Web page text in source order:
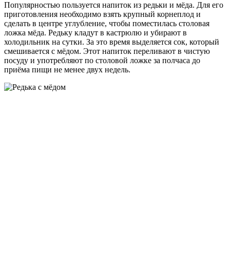
Популярностью пользуется напиток из редьки и мёда. Для его
приготовления необходимо взять крупный корнеплод и
сделать в центре углубление, чтобы поместилась столовая
ложка мёда. Редьку кладут в кастрюлю и убирают в
холодильник на сутки. За это время выделяется сок, который
смешивается с мёдом. Этот напиток переливают в чистую
посуду и употребляют по столовой ложке за полчаса до
приёма пищи не менее двух недель.